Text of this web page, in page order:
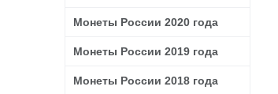
Монеты России 2020 года
Монеты России 2019 года
Монеты России 2018 года